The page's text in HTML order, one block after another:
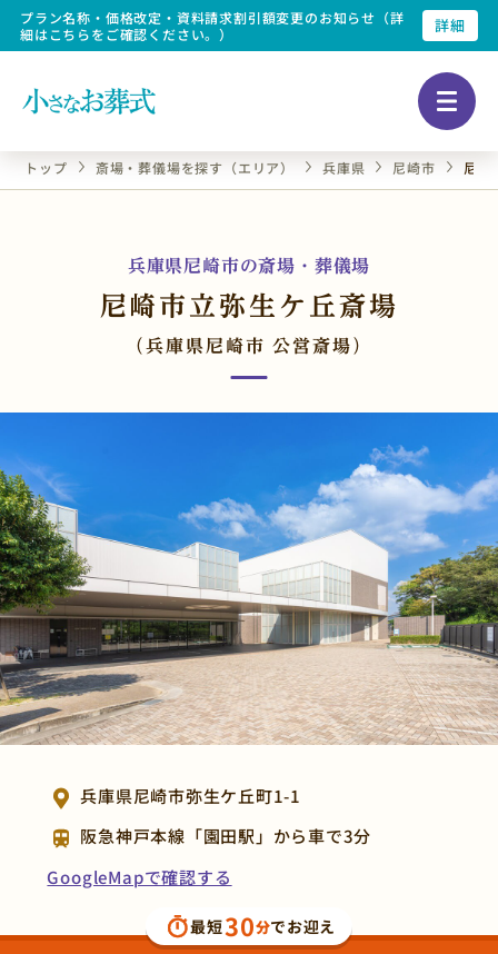
プラン名称・価格改定・資料請求割引額変更のお知らせ（詳
細はこちらをご確認ください。）
詳細
トップ 斎場・葬儀場を探す（エリア） 兵庫県 尼崎市 尼崎
兵庫県尼崎市の斎場・葬儀場
尼崎市立弥生ケ丘斎場
（兵庫県尼崎市 公営斎場）
兵庫県尼崎市弥生ケ丘町1-1
阪急神戸本線「園田駅」から車で3分
GoogleMapで確認する
最短30分でお迎え